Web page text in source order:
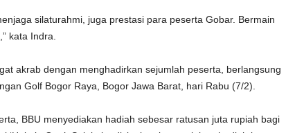
silaturahmi, juga prestasi para peserta Gobar. Bermain
kata Indra.
akrab dengan menghadirkan sejumlah peserta, berlangsung
Golf Bogor Raya, Bogor Jawa Barat, hari Rabu (7/2).
BBU menyediakan hadiah sebesar ratusan juta rupiah bagi